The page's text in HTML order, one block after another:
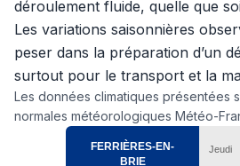
déroulement fluide, quelle que
Les variations saisonnières
peser dans la préparation d’un
surtout pour le transport et la
Les données climatiques présentées
normales météorologiques Météo-